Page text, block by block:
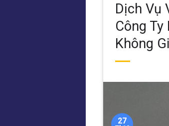
Dịch Vụ
Công
Không
27